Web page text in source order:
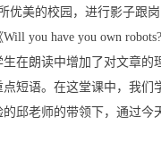
美的校园，进行影子跟
Will you have you own robots?
在朗读中增加了对文章
短语。在这堂课中，我
邱老师的带领下，通过今